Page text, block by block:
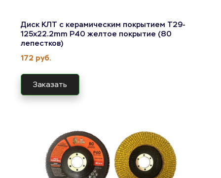
Диск КЛТ с керамическим покрытием T29-
125x22.2mm Р40 желтое покрытие (80
лепестков)
172 руб.
Заказать